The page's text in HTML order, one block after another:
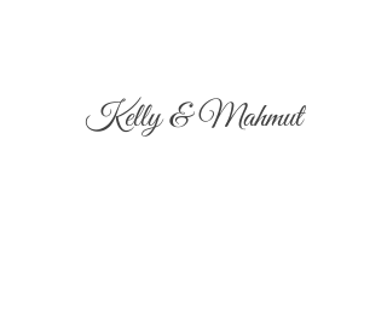
Kelly & Mahmut